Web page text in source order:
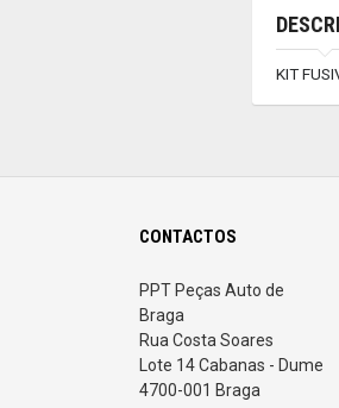
KIT
CONTACTOS
PPT Peças Auto de
Braga
Rua Costa Soares
Lote 14 Cabanas - Dume
4700-001 Braga